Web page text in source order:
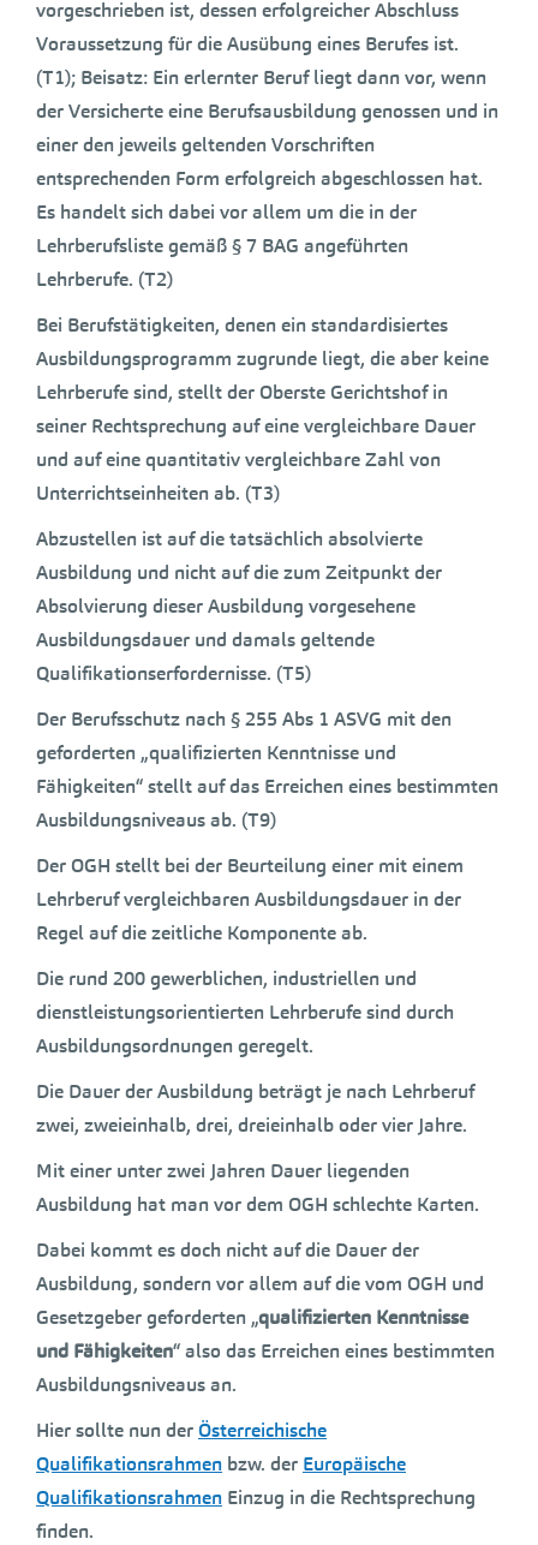
vorgeschrieben ist, dessen erfolgreicher Abschluss
Voraussetzung für die Ausübung eines Berufes ist.
(T1); Beisatz: Ein erlernter Beruf liegt dann vor, wenn
der Versicherte eine Berufsausbildung genossen und in
einer den jeweils geltenden Vorschriften
entsprechenden Form erfolgreich abgeschlossen hat.
Es handelt sich dabei vor allem um die in der
Lehrberufsliste gemäß § 7 BAG angeführten
Lehrberufe. (T2)
Bei Berufstätigkeiten, denen ein standardisiertes
Ausbildungsprogramm zugrunde liegt, die aber keine
Lehrberufe sind, stellt der Oberste Gerichtshof in
seiner Rechtsprechung auf eine vergleichbare Dauer
und auf eine quantitativ vergleichbare Zahl von
Unterrichtseinheiten ab. (T3)
Abzustellen ist auf die tatsächlich absolvierte
Ausbildung und nicht auf die zum Zeitpunkt der
Absolvierung dieser Ausbildung vorgesehene
Ausbildungsdauer und damals geltende
Qualifikationserfordernisse. (T5)
Der Berufsschutz nach § 255 Abs 1 ASVG mit den
geforderten „qualifizierten Kenntnisse und
Fähigkeiten“ stellt auf das Erreichen eines bestimmten
Ausbildungsniveaus ab. (T9)
Der OGH stellt bei der Beurteilung einer mit einem
Lehrberuf vergleichbaren Ausbildungsdauer in der
Regel auf die zeitliche Komponente ab.
Die rund 200 gewerblichen, industriellen und
dienstleistungsorientierten Lehrberufe sind durch
Ausbildungsordnungen geregelt.
Die Dauer der Ausbildung beträgt je nach Lehrberuf
zwei, zweieinhalb, drei, dreieinhalb oder vier Jahre.
Mit einer unter zwei Jahren Dauer liegenden
Ausbildung hat man vor dem OGH schlechte Karten.
Dabei kommt es doch nicht auf die Dauer der
Ausbildung, sondern vor allem auf die vom OGH und
Gesetzgeber geforderten „qualifizierten Kenntnisse
und Fähigkeiten“ also das Erreichen eines bestimmten
Ausbildungsniveaus an.
Hier sollte nun derÖsterreichische
Qualifikationsrahmen bzw. der Europäische
Qualifikationsrahmen Einzug in die Rechtsprechung
finden.